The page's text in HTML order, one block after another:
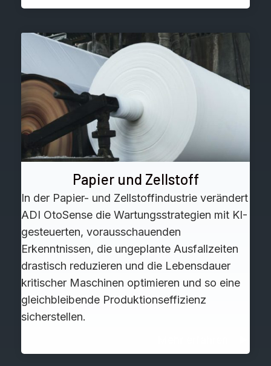
Papier und Zellstoff
In der Papier- und Zellstoffindustrie verändert
ADI OtoSense die Wartungsstrategien mit KI-
gesteuerten, vorausschauenden
Erkenntnissen, die ungeplante Ausfallzeiten
drastisch reduzieren und die Lebensdauer
kritischer Maschinen optimieren und so eine
gleichbleibende Produktionseffizienz
sicherstellen.